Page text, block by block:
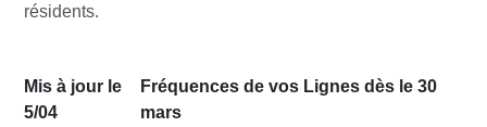
résidents.
Mis à jour le
5/04
Fréquences de vos Lignes dès le 30
mars